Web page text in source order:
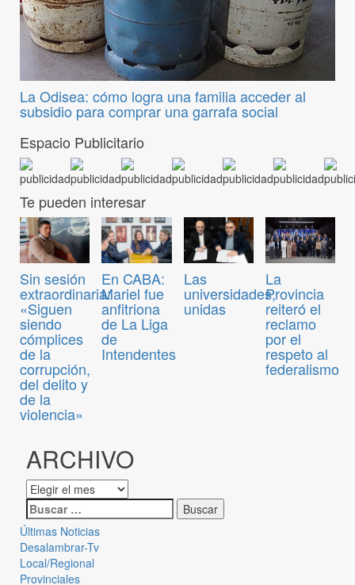
La Odisea: cómo logra una familia acceder al
subsidio para comprar una garrafa social
Espacio Publicitario
Te pueden interesar
Sin sesión
extraordinaria:
«Siguen
siendo
cómplices
de la
corrupción,
del delito y
de la
violencia»
En CABA:
Mariel fue
anfitriona
de La Liga
de
Intendentes
Las
universidades,
unidas
La
Provincia
reiteró el
reclamo
por el
respeto al
federalismo
ARCHIVO
Últimas Noticias
Desalambrar-Tv
Local/Regional
Provinciales